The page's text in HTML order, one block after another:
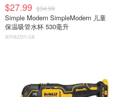
$27.99 $34.99
Simple Modern SimpleModern 儿童
保温吸管水杯 530毫升
amazon.ca